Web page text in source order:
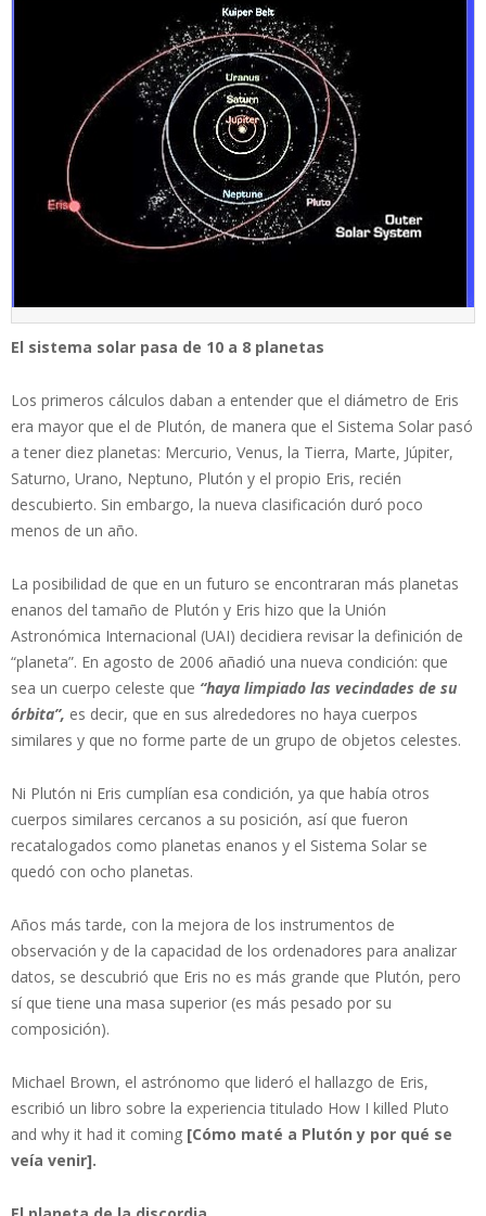
El sistema solar pasa de 10 a 8 planetas
Los primeros cálculos daban a entender que el diámetro de Eris
era mayor que el de Plutón, de manera que el Sistema Solar pasó
a tener diez planetas: Mercurio, Venus, la Tierra, Marte, Júpiter,
Saturno, Urano, Neptuno, Plutón y el propio Eris, recién
descubierto. Sin embargo, la nueva clasificación duró poco
menos de un año.
La posibilidad de que en un futuro se encontraran más planetas
enanos del tamaño de Plutón y Eris hizo que la Unión
Astronómica Internacional (UAI) decidiera revisar la definición de
“planeta”. En agosto de 2006 añadió una nueva condición: que
sea un cuerpo celeste que “haya limpiado las vecindades de su
órbita”, es decir, que en sus alrededores no haya cuerpos
similares y que no forme parte de un grupo de objetos celestes.
Ni Plutón ni Eris cumplían esa condición, ya que había otros
cuerpos similares cercanos a su posición, así que fueron
recatalogados como planetas enanos y el Sistema Solar se
quedó con ocho planetas.
Años más tarde, con la mejora de los instrumentos de
observación y de la capacidad de los ordenadores para analizar
datos, se descubrió que Eris no es más grande que Plutón, pero
sí que tiene una masa superior (es más pesado por su
composición).
Michael Brown, el astrónomo que lideró el hallazgo de Eris,
escribió un libro sobre la experiencia titulado How I killed Pluto
and why it had it coming [Cómo maté a Plutón y por qué se
veía venir].